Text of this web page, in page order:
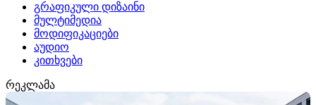
გრაფიკული დიზაინი
მულტიმედია
მოდიფიკაციები
აუდიო
კითხვები
რეკლამა